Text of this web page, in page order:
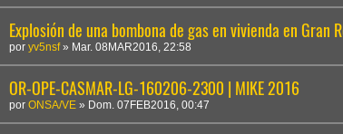
Explosión de una bombona de gas en vivienda en Gran
por yv5nsf» Mar. 08MAR2016, 22:58
OR-OPE-CASMAR-LG-160206-2300 | MIKE 2016
por ONSA/VE » Dom. 07FEB2016, 00:47